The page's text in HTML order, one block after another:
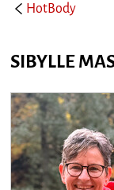
HotBody
SIBYLLE